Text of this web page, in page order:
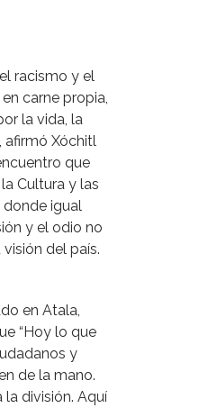
racismo y el
carne propia,
la vida, la
afirmó Xóchitl
que
Cultura y las
donde igual
y el odio no
del país.
en Atala,
“Hoy lo que
y
de la mano.
la división. Aquí